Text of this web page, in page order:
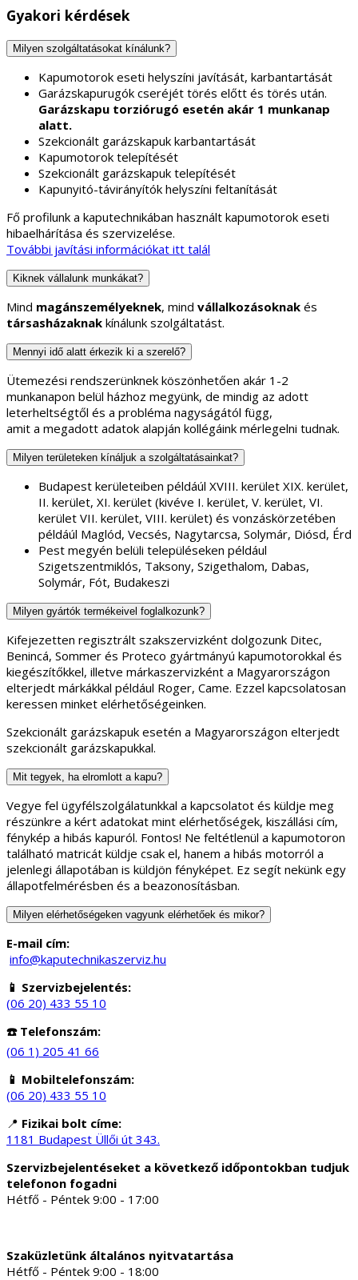
Gyakori kérdések
Milyen szolgáltatásokat kínálunk?
Kapumotorok eseti helyszíni javítását, karbantartását
Garázskapurugók cseréjét törés előtt és törés után.
Garázskapu torziórugó esetén akár 1 munkanap
alatt.
Szekcionált garázskapuk karbantartását
Kapumotorok telepítését
Szekcionált garázskapuk telepítését
Kapunyitó-távirányítók helyszíni feltanítását
Fő profilunk a kaputechnikában használt kapumotorok eseti
hibaelhárítása és szervizelése.
További javítási információkat itt talál
Kiknek vállalunk munkákat?
Mind magánszemélyeknek, mind vállalkozásoknak és
társasházaknak kínálunk szolgáltatást.
Mennyi idő alatt érkezik ki a szerelő?
Ütemezési rendszerünknek köszönhetően akár 1-2
munkanapon belül házhoz megyünk, de mindig az adott
leterheltségtől és a probléma nagyságától függ,
amit a megadott adatok alapján kollégáink mérlegelni tudnak.
Milyen területeken kínáljuk a szolgáltatásainkat?
Budapest kerületeiben példáúl XVIII. kerület XIX. kerület,
II. kerület, XI. kerület (kivéve I. kerület, V. kerület, VI.
kerület VII. kerület, VIII. kerület) és vonzáskörzetében
példáúl Maglód, Vecsés, Nagytarcsa, Solymár, Diósd, Érd
Pest megyén belüli településeken például
Szigetszentmiklós, Taksony, Szigethalom, Dabas,
Solymár, Fót, Budakeszi
Milyen gyártók termékeivel foglalkozunk?
Kifejezetten regisztrált szakszervizként dolgozunk Ditec,
Benincá, Sommer és Proteco gyártmányú kapumotorokkal és
kiegészítőkkel, illetve márkaszervizként a Magyarországon
elterjedt márkákkal például Roger, Came. Ezzel kapcsolatosan
keressen minket elérhetőségeinken.
Szekcionált garázskapuk esetén a Magyarországon elterjedt
szekcionált garázskapukkal.
Mit tegyek, ha elromlott a kapu?
Vegye fel ügyfélszolgálatunkkal a kapcsolatot és küldje meg
részünkre a kért adatokat mint elérhetőségek, kiszállási cím,
fénykép a hibás kapuról. Fontos! Ne feltétlenül a kapumotoron
található matricát küldje csak el, hanem a hibás motorról a
jelenlegi állapotában is küldjön fényképet. Ez segít nekünk egy
állapotfelmérésben és a beazonosításban.
Milyen elérhetőségeken vagyunk elérhetőek és mikor?
E-mail cím:
info@kaputechnikaszerviz.hu
📱 Szervizbejelentés:
(06 20) 433 55 10
☎️ Telefonszám:
(06 1) 205 41 66
📱 Mobiltelefonszám:
(06 20) 433 55 10
📍 Fizikai bolt címe:
1181 Budapest Üllői út 343.
Szervizbejelentéseket a következő időpontokban tudjuk
telefonon fogadni
Hétfő - Péntek 9:00 - 17:00
Szaküzletünk általános nyitvatartása
Hétfő - Péntek 9:00 - 18:00